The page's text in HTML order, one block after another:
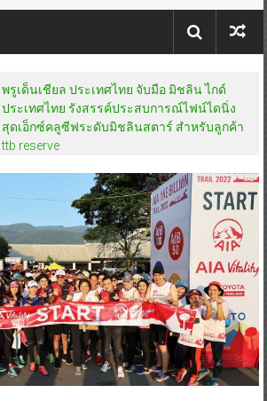
พรูเด็นเชียล ประเทศไทย จับมือ มิชลิน ไกด์
ประเทศไทย รังสรรค์ประสบการณ์ไฟน์ไดนิ่ง
สุดเอ็กซ์คลูซีฟระดับมิชลินสตาร์ สำหรับลูกค้า
ttb reserve